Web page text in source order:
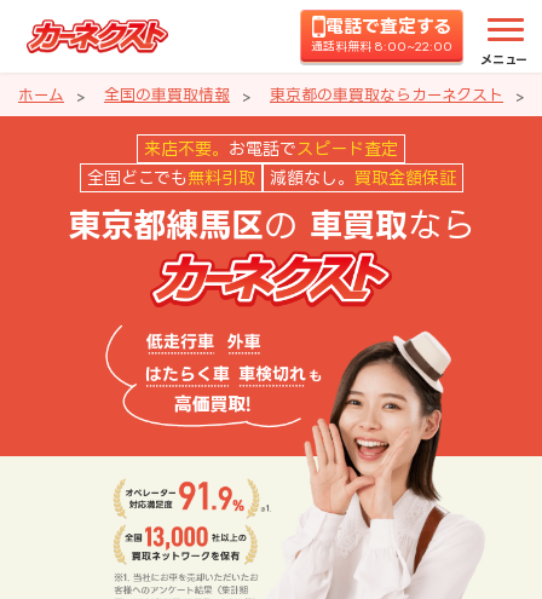
電話で査定する
通話料無料 8:00~22:00
メニュー
ホーム 全国の車買取情報 東京都の車買取ならカーネクスト
東京都練馬区の車買取ならカー
来店不要。 お電話で スピード査定
全国どこでも 無料引取 減額なし。 買取金額保証
東京都練馬区の 車買取なら